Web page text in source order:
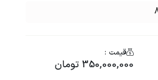
قیمت :
350,000,000 تومان